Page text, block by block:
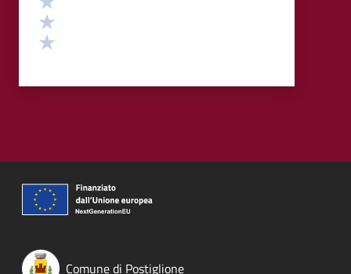
Comune di Postiglione